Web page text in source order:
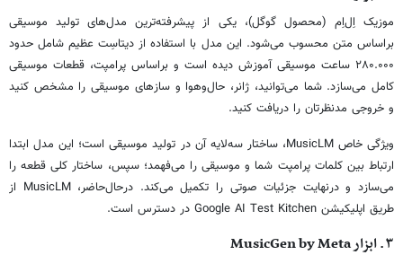
موزیک اِل‌اِم (محصول گوگل)، یکی از پیشرفته‌ترین مدل‌های تولید موسیقی
براساس متن محسوب می‌شود. این مدل با استفاده از دیتاسِت عظیم شامل حدود
۲۸۰.۰۰۰ ساعت موسیقی آموزش دیده است و براساس پرامپت، قطعات موسیقی
کامل می‌سازد. شما می‌توانید، ژانر، حال‌وهوا و سازهای موسیقی را مشخص کنید
و خروجی مدنظرتان را دریافت کنید.
ویژگی خاص MusicLM، ساختار سه‌لایه آن در تولید موسیقی است؛ این مدل ابتدا
ارتباط بین کلمات پرامپت شما و موسیقی را می‌فهمد؛ سپس، ساختار کلی قطعه را
می‌سازد و درنهایت جزئیات صوتی را تکمیل می‌کند. درحال‌حاضر، MusicLM از
طریق اپلیکیشن Google AI Test Kitchen در دسترس است.
۳. ابزار MusicGen by Meta